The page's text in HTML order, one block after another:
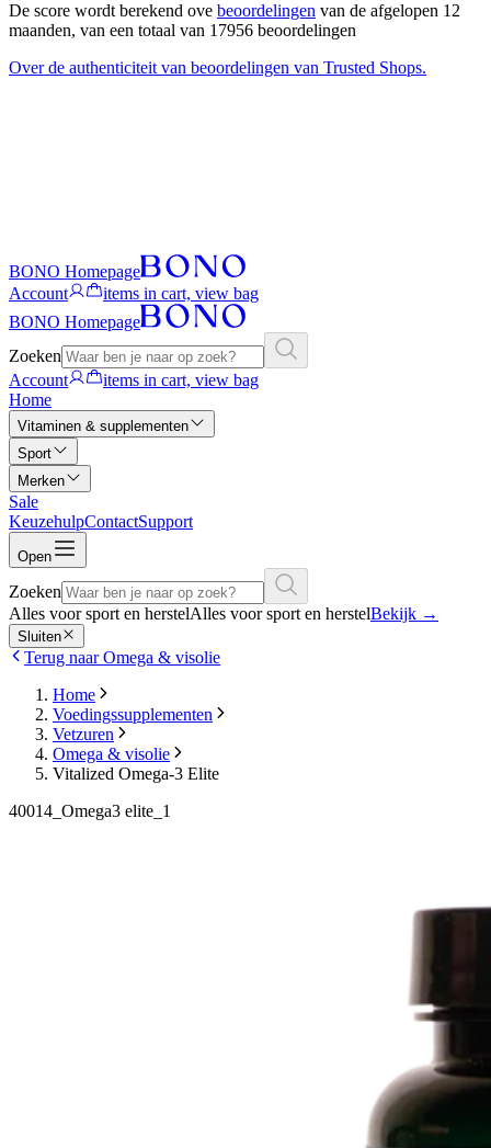
De score wordt berekend ove beoordelingen van de afgelopen 12
maanden, van een totaal van 17956 beoordelingen
Over de authenticiteit van beoordelingen van Trusted Shops.
BONO Homepage
Account
items in cart, view bag
BONO Homepage
Zoeken
Account
items in cart, view bag
Home
Vitaminen & supplementen
Sport
Merken
Sale
KeuzehulpContactSupport
Open
Zoeken
Alles voor sport en herstelAlles voor sport en herstelBekijk →
Sluiten
Terug naar Omega & visolie
Home
Voedingssupplementen
Vetzuren
Omega & visolie
Vitalized Omega-3 Elite
40014_Omega3 elite_1